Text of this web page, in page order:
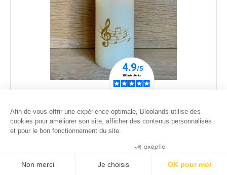
26.00 €
Afin de vous offrir une expérience optimale, Bloolands utilise des
cookies pour améliorer son site, afficher des contenus personnalisés
et pour le bon fonctionnement du site.
Non merci Je choisis OK pour moi